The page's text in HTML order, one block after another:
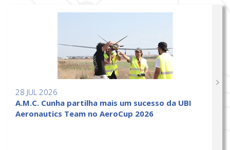
28 JUL 2026
A.M.C. Cunha partilha mais um sucesso da UBI
Aeronautics Team no AeroCup 2026